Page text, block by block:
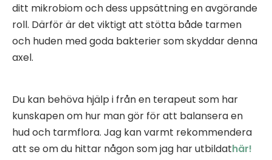
ditt mikrobiom och dess uppsättning en avgörande
roll. Därför är det viktigt att stötta både tarmen
och huden med goda bakterier som skyddar denna
axel.
Du kan behöva hjälp i från en terapeut som har
kunskapen om hur man gör för att balansera en
hud och tarmflora. Jag kan varmt rekommendera
att se om du hittar någon som jag har utbildathär!